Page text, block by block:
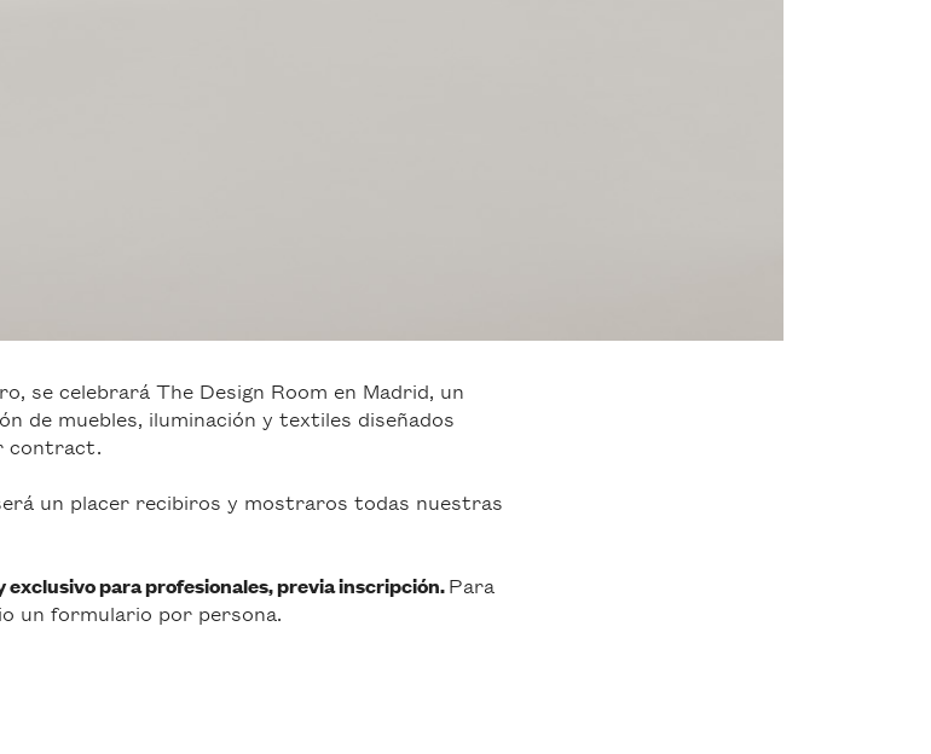
se celebrará The Design Room en Madrid, un
de muebles, iluminación y textiles diseñados
contract.
un placer recibiros y mostraros todas nuestras
exclusivo para profesionales, previa inscripción.Para
un formulario por persona.